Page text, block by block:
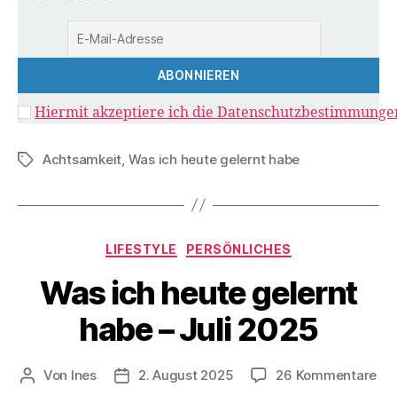
Hiermit akzeptiere ich die
Schlagwörter
Achtsamkeit Was ich heute gelernt habe
Kategorien
LIFESTYLE PERSÖNLICHES
Was ich heute gelernt
habe – Juli 2025
Beitragsautor
Von Ines Veröffentlichungsdatum
2. August 2025 26 Kommentarezu